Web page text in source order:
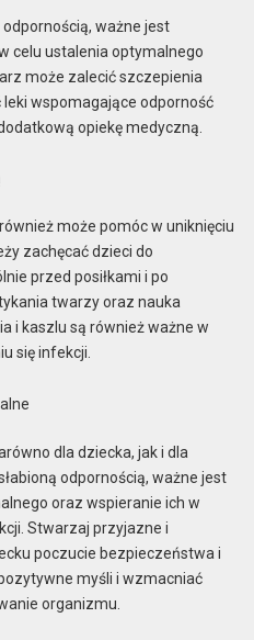
ważne jest
celu ustalenia optymalnego
może zalecić szczepienia
wspomagające odporność
opiekę medyczną.
może pomóc w uniknięciu
zachęcać dzieci do
przed posiłkami i po
twarzy oraz nauka
i kaszlu są również ważne w
się infekcji.
dla dziecka, jak i dla
odpornością, ważne jest
oraz wspieranie ich w
Stwarzaj przyjazne i
poczucie bezpieczeństwa i
myśli i wzmacniać
organizmu.